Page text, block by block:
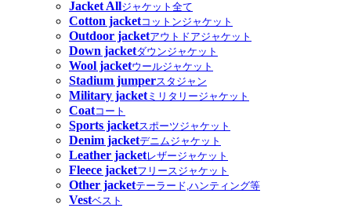
Jacket Allジャケット全て
Cotton jacketコットンジャケット
Outdoor jacketアウトドアジャケット
Down jacketダウンジャケット
Wool jacketウールジャケット
Stadium jumperスタジャン
Military jacketミリタリージャケット
Coatコート
Sports jacketスポーツジャケット
Denim jacketデニムジャケット
Leather jacketレザージャケット
Fleece jacketフリースジャケット
Other jacketテーラード,ハンティング等
Vestベスト